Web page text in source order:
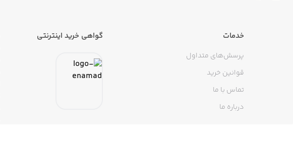
خدمات
پرسش‌های متداول
قوانین خرید
تماس با ما
درباره ما
گواهی خرید اینترنتی